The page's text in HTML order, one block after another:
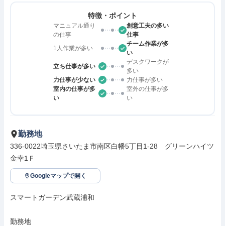
特徴・ポイント
マニュアル通り
の仕事
創意工夫の多い
仕事
1人作業が多い
チーム作業が多
い
立ち仕事が多い
デスクワークが
多い
力仕事が少ない
力仕事が多い
室内の仕事が多
い
室外の仕事が多
い
勤務地
336-0022埼玉県さいたま市南区白幡5丁目1-28　グリーンハイツ
金幸1Ｆ
Googleマップで開く
スマートガーデン武蔵浦和
勤務地